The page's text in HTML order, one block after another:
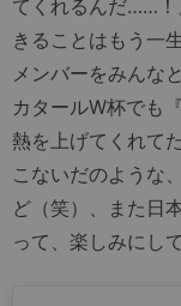
てくれるんだ……！
きることはもう一
メンバーをみんな
カタールW杯でも
熱を上げてくれて
こないだのような
ど（笑）、また日
って、楽しみにし